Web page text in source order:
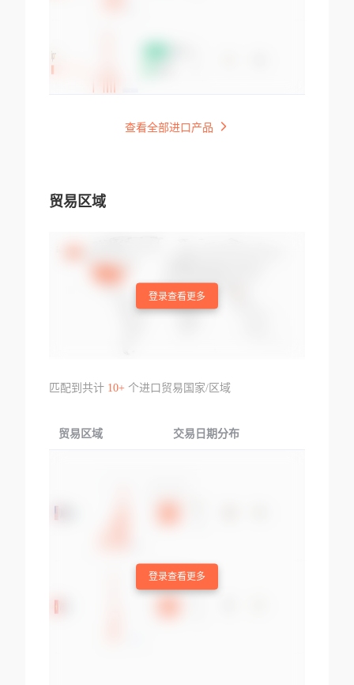
查看全部进口产品
贸易区域
登录查看更多
匹配到共计 10+个进口贸易国家/区域
贸易区域 交易日期分布
登录查看更多